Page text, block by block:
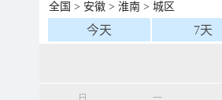
全国 > 安徽 > 淮南 > 城区
今天 7天